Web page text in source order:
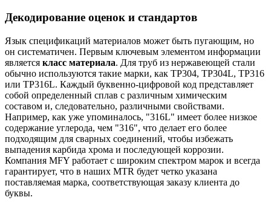
Декодирование оценок и стандартов
Язык спецификаций материалов может быть пугающим, но
он систематичен. Первым ключевым элементом информации
является класс материала. Для труб из нержавеющей стали
обычно используются такие марки, как TP304, TP304L, TP316
или TP316L. Каждый буквенно-цифровой код представляет
собой определенный сплав с различным химическим
составом и, следовательно, различными свойствами.
Например, как уже упоминалось, "316L" имеет более низкое
содержание углерода, чем "316", что делает его более
подходящим для сварных соединений, чтобы избежать
выпадения карбида хрома и последующей коррозии.
Компания MFY работает с широким спектром марок и всегда
гарантирует, что в наших MTR будет четко указана
поставляемая марка, соответствующая заказу клиента до
буквы.